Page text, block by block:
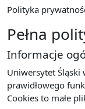
Polityka
Pełna
Informacje
Uniwersytet Śląski
prawidłowego
Cookies to małe